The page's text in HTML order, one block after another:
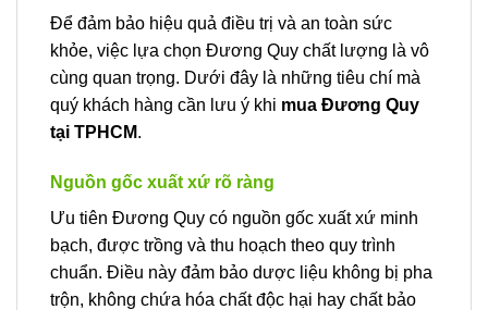
Để đảm bảo hiệu quả điều trị và an toàn sức
khỏe, việc lựa chọn Đương Quy chất lượng là vô
cùng quan trọng. Dưới đây là những tiêu chí mà
quý khách hàng cần lưu ý khi mua Đương Quy
tại TPHCM.
Nguồn gốc xuất xứ rõ ràng
Ưu tiên Đương Quy có nguồn gốc xuất xứ minh
bạch, được trồng và thu hoạch theo quy trình
chuẩn. Điều này đảm bảo dược liệu không bị pha
trộn, không chứa hóa chất độc hại hay chất bảo